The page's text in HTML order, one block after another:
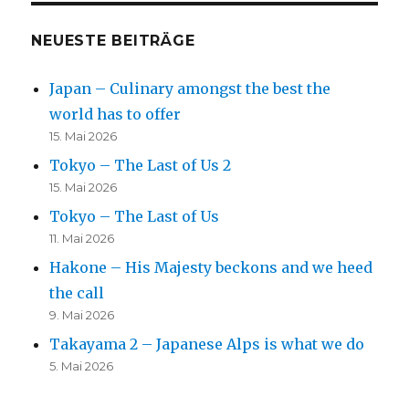
NEUESTE BEITRÄGE
Japan – Culinary amongst the best the
world has to offer
15. Mai 2026
Tokyo – The Last of Us 2
15. Mai 2026
Tokyo – The Last of Us
11. Mai 2026
Hakone – His Majesty beckons and we heed
the call
9. Mai 2026
Takayama 2 – Japanese Alps is what we do
5. Mai 2026